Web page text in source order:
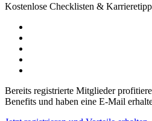
Kostenlose Checklisten &
Bereits registrierte Mitglieder
Benefits und haben eine E-Mail